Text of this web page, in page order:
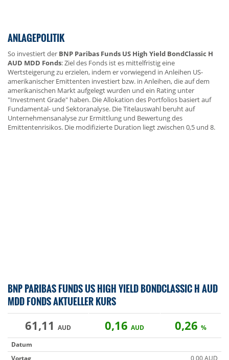
ANLAGEPOLITIK
So investiert der BNP Paribas Funds US High Yield BondClassic H
AUD MDD Fonds: Ziel des Fonds ist es mittelfristig eine
Wertsteigerung zu erzielen, indem er vorwiegend in Anleihen US-
amerikanischer Emittenten investiert bzw. in Anleihen, die auf dem
amerikanischen Markt aufgelegt wurden und ein Rating unter
"Investment Grade" haben. Die Allokation des Portfolios basiert auf
Fundamental- und Sektoranalyse. Die Titelauswahl beruht auf
Unternehmensanalyse zur Ermittlung und Bewertung des
Emittentenrisikos. Die modifizierte Duration liegt zwischen 0,5 und 8.
BNP PARIBAS FUNDS US HIGH YIELD BONDCLASSIC H AUD
MDD FONDS AKTUELLER KURS
61,11 AUD 0,16 AUD 0,26 %
Datum
Vortag
0,00 AUD